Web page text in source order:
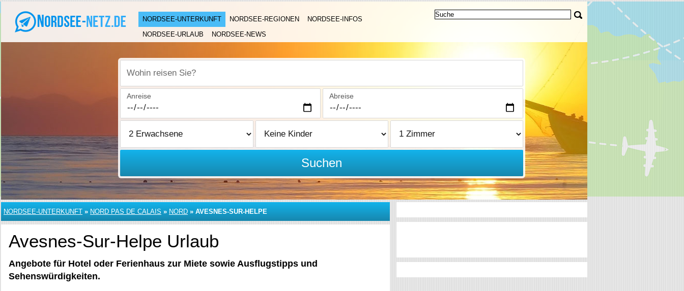
NORDSEE-UNTERKUNFT NORDSEE-REGIONEN
NORDSEE-INFOS
NORDSEE-URLAUB
NORDSEE-NEWS
Wohin reisen Sie?
Anreise Abreise
Suchen
NORDSEE-UNTERKUNFT » NORD PAS DE CALAIS » NORD » AVESNES-SUR-HELPE
Avesnes-Sur-Helpe Urlaub
Angebote für Hotel oder Ferienhaus zur Miete sowie Ausflugstipps und
Sehenswürdigkeiten.